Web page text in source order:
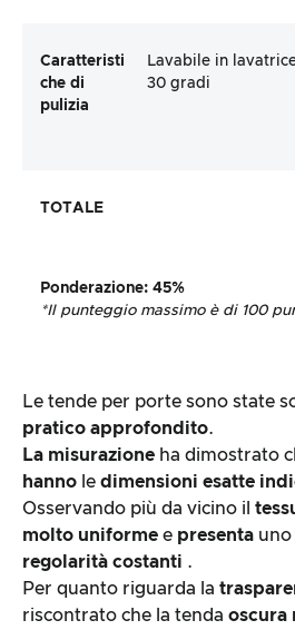
Caratteristi
che di
pulizia
Lavabile in
30 gradi
TOTALE
Ponderazione: 45%
*Il punteggio massimo è di 100
Le tende per porte sono state
pratico approfondito.
La misurazione ha dimostrato
hanno le dimensioni esatte
Osservando più da vicino il
molto uniforme e presenta uno
regolarità costanti .
Per quanto riguarda la
riscontrato che la tenda oscura